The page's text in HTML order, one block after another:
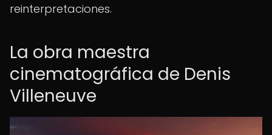
reinterpretaciones.
La obra maestra
cinematográfica de Denis
Villeneuve